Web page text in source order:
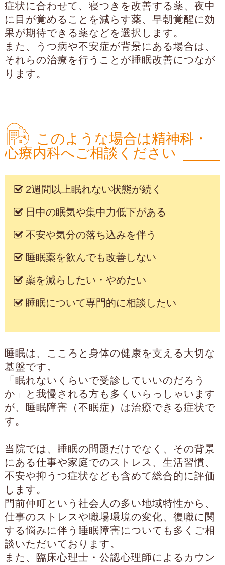
症状に合わせて、寝つきを改善する薬、夜中
に目が覚めることを減らす薬、早朝覚醒に効
果が期待できる薬などを選択します。
また、うつ病や不安症が背景にある場合は、
それらの治療を行うことが睡眠改善につなが
ります。
このような場合は精神科・
心療内科へご相談ください
2週間以上眠れない状態が続く
日中の眠気や集中力低下がある
不安や気分の落ち込みを伴う
睡眠薬を飲んでも改善しない
薬を減らしたい・やめたい
睡眠について専門的に相談したい
睡眠は、こころと身体の健康を支える大切な
基盤です。
「眠れないくらいで受診していいのだろう
か」と我慢される方も多くいらっしゃいます
が、睡眠障害（不眠症）は治療できる症状で
す。
当院では、睡眠の問題だけでなく、その背景
にある仕事や家庭でのストレス、生活習慣、
不安や抑うつ症状なども含めて総合的に評価
します。
門前仲町という社会人の多い地域特性から、
仕事のストレスや職場環境の変化、復職に関
する悩みに伴う睡眠障害についても多くご相
談いただいております。
また、臨床心理士・公認心理師によるカウン